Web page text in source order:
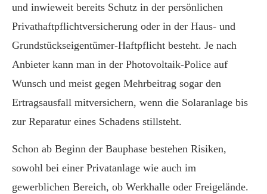
und inwieweit bereits Schutz in der persönlichen
Privathaftpflichtversicherung oder in der Haus- und
Grundstückseigentümer-Haft­pflicht besteht. Je nach
Anbieter kann man in der Photovoltaik-Police auf
Wunsch und meist gegen Mehrbeitrag sogar den
Ertragsausfall mitver­sichern, wenn die Solaranlage bis
zur Reparatur eines Schadens stillsteht.
Schon ab Beginn der Bauphase bestehen Risiken,
sowohl bei einer Privatanlage wie auch im
gewerblichen Bereich, ob Werkhalle oder Freigelände.